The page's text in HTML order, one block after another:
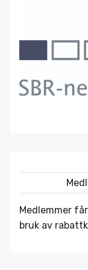
Medlemmer
bruk av